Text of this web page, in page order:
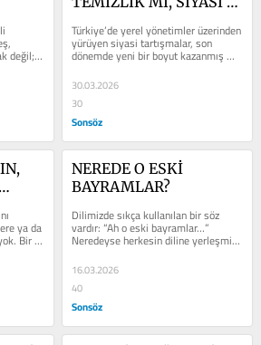
değil;
Türkiye’de yerel yönetimler üzerinden
yürüyen siyasi tartışmalar, son
dönemde yeni bir boyut kazanmış
durumda. Özellikle CHP’li...
30.03.2026
30
Sonsöz
ya da
Bir
NEREDE O ESKİ
BAYRAMLAR?
Dilimizde sıkça kullanılan bir söz
vardır: “Ah o eski bayramlar…”
Neredeyse herkesin diline yerleşmiş
bu cümle, aslında sadece bir...
16.03.2026
40
Sonsöz